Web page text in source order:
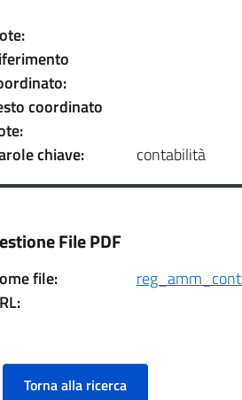
coordinato
chiave:
contabilità
File PDF
file:
Torna alla ricerca